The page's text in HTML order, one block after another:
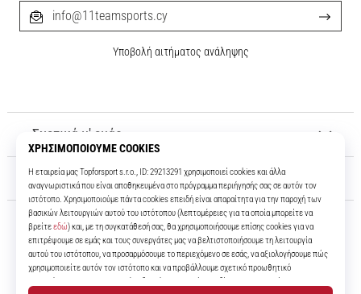
11teamsports.cy
Για πάνω από 16 χρόνια είμαστε οι συμπαίκτες σας, προσφέροντάς σας
Σχετικά μ' εμάς
Εξυπηρέτηση πελατών
info@11teamsports.cy
Υποβολή αιτήματος ανάληψης